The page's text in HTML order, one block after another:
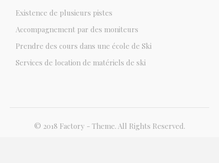
Existence de plusieurs pistes
Accompagnement par des moniteurs
Prendre des cours dans une école de Ski
Services de location de matériels de ski
© 2018 Factory - Theme. All Rights Reserved.